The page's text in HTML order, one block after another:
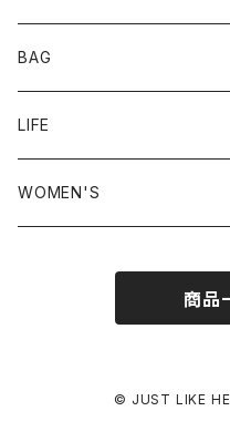
24.0-24.5 cm
24.5-25.0 cm
25.0-25.5 cm
26.0-26.5 cm
26.5-27.0 cm
BAG
LIFE
WOMEN'S
商品
© JUST LIKE